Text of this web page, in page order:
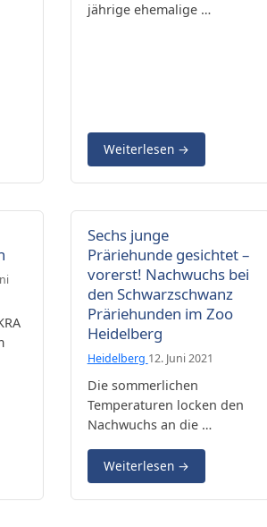
jährige ehemalige …
Weiterlesen →
Sechs junge
Präriehunde gesichtet –
vorerst! Nachwuchs bei
den Schwarzschwanz
Präriehunden im Zoo
Heidelberg
Heidelberg 12. Juni 2021
Die sommerlichen
Temperaturen locken den
Nachwuchs an die …
Weiterlesen →